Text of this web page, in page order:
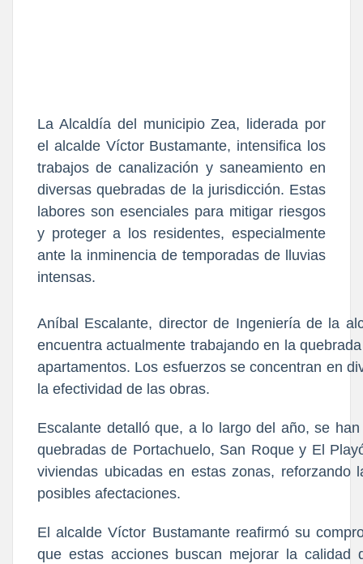
La Alcaldía del municipio Zea, liderada por
el alcalde Víctor Bustamante, intensifica los
trabajos de canalización y saneamiento en
diversas quebradas de la jurisdicción. Estas
labores son esenciales para mitigar riesgos
y proteger a los residentes, especialmente
ante la inminencia de temporadas de lluvias
intensas.
Aníbal Escalante, director de Ingeniería de la
encuentra actualmente trabajando en la
apartamentos. Los esfuerzos se concentran en
la efectividad de las obras.
Escalante detalló que, a lo largo del año, se
quebradas de Portachuelo, San Roque y El
viviendas ubicadas en estas zonas, reforzando
posibles afectaciones.
El alcalde Víctor Bustamante reafirmó su
que estas acciones buscan mejorar la calidad